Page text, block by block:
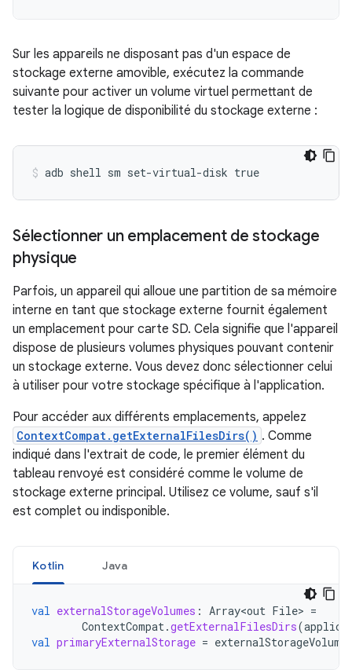
Sur les appareils ne disposant pas d'un espace de
stockage externe amovible, exécutez la commande
suivante pour activer un volume virtuel permettant de
tester la logique de disponibilité du stockage externe :
Sélectionner un emplacement de stockage
physique
Parfois, un appareil qui alloue une partition de sa mémoire
interne en tant que stockage externe fournit également
un emplacement pour carte SD. Cela signifie que l'appareil
dispose de plusieurs volumes physiques pouvant contenir
un stockage externe. Vous devez donc sélectionner celui
à utiliser pour votre stockage spécifique à l'application.
Pour accéder aux différents emplacements, appelez
ContextCompat.getExternalFilesDirs() . Comme
indiqué dans l'extrait de code, le premier élément du
tableau renvoyé est considéré comme le volume de
stockage externe principal. Utilisez ce volume, sauf s'il
est complet ou indisponible.
Kotlin Java
val externalStorageVolumes : Array<out File> =
ContextCompat.getExternalFilesDirs(
val primaryExternalStorage =